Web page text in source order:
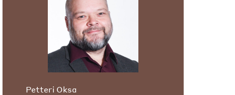
Petteri Oksa